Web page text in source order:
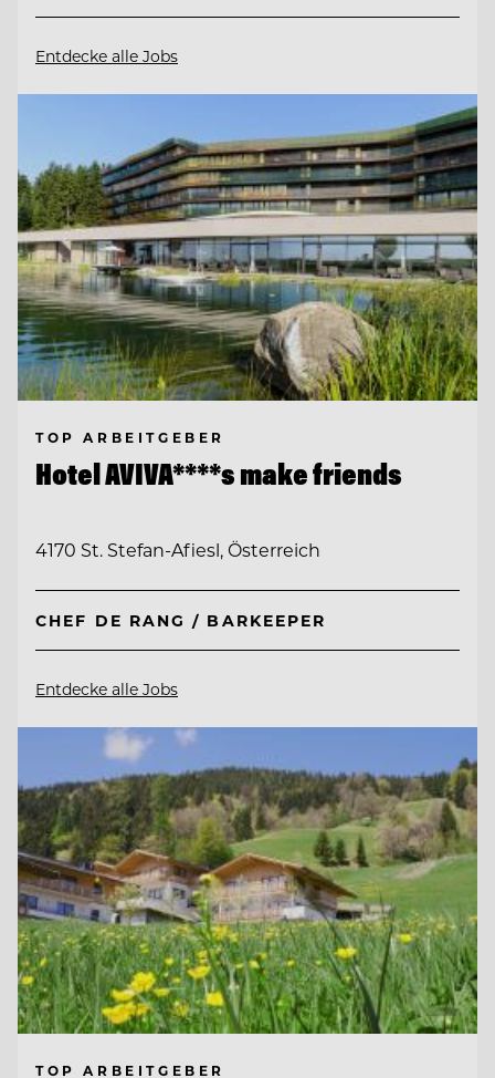
Entdecke alle Jobs
TOP ARBEITGEBER
Hotel AVIVA****s make friends
4170 St. Stefan-Afiesl, Österreich
CHEF DE RANG / BARKEEPER
Entdecke alle Jobs
TOP ARBEITGEBER